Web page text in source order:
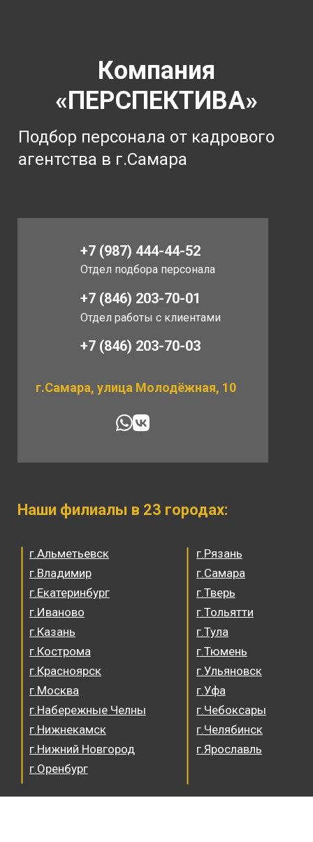
г.Рязань
г.Самара
г.Тверь
г.Тольятти
г.Тула
г.Тюмень
г.Ульяновск
г.Уфа
г.Чебоксары
г.Челябинск
г.Ярославль
г.Альметьевск
г.Владимир
г.Екатеринбург
г.Иваново
г.Казань
г.Кострома
г.Красноярск
г.Москва
г.Набережные Челны
г.Нижнекамск
г.Нижний Новгород
г.Оренбург
Наши филиалы в 23 городах:
Отдел работы с клиентами
Отдел подбора персонала
+7 (987) 444-44-52
+7 (846) 203-70-01
+7 (846) 203-70-03
г.Самара, улица Молодёжная, 10
Подбор персонала от кадрового
агентства в г.Самара
Компания
«ПЕРСПЕКТИВА»